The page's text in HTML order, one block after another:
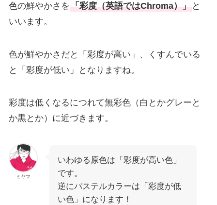
色の鮮やかさを「彩度（英語ではChroma）」と
いいます。
色が鮮やかさだと「彩度が高い」、くすんでいる
と「彩度が低い」となりますね。
彩度は低くなるにつれて無彩色（白とかグレーと
か黒とか）に近づきます。
ミヤマ
いわゆる原色は「彩度が高い色」
です。
逆にパステルカラーは「彩度が低
い色」になります！